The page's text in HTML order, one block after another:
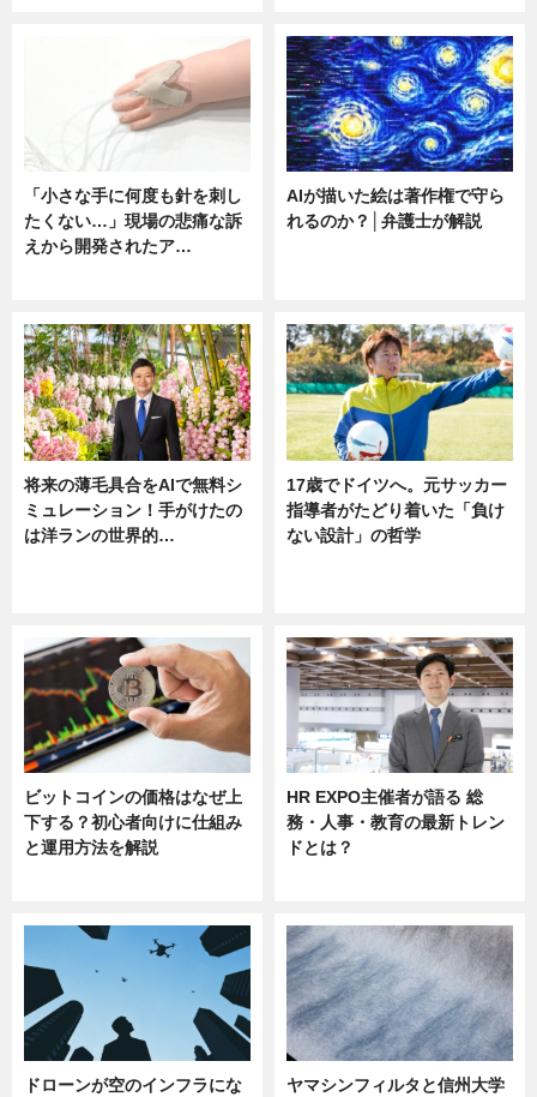
「小さな手に何度も針を刺し
たくない…」現場の悲痛な訴
えから開発されたア…
AIが描いた絵は著作権で守ら
れるのか？│弁護士が解説
将来の薄毛具合をAIで無料シ
ミュレーション！手がけたの
は洋ランの世界的…
17歳でドイツへ。元サッカー
指導者がたどり着いた「負け
ない設計」の哲学
ビットコインの価格はなぜ上
下する？初心者向けに仕組み
と運用方法を解説
HR EXPO主催者が語る 総
務・人事・教育の最新トレン
ドとは？
ドローンが空のインフラにな ヤマシンフィルタと信州大学